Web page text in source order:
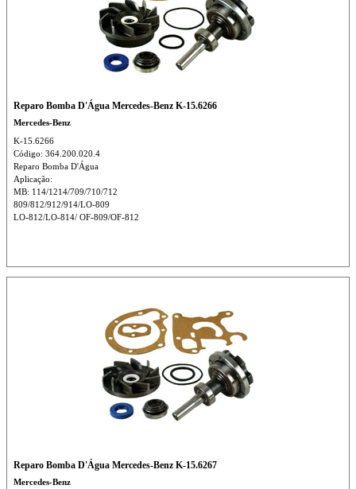
Reparo Bomba D'Água Mercedes-Benz K-15.6266
Mercedes-Benz
K-15.6266
Código: 364.200.020.4
Reparo Bomba D'Água
Aplicação:
MB: 114/1214/709/710/712
809/812/912/914/LO-809
LO-812/LO-814/ OF-809/OF-812
Reparo Bomba D'Água Mercedes-Benz K-15.6267
Mercedes-Benz